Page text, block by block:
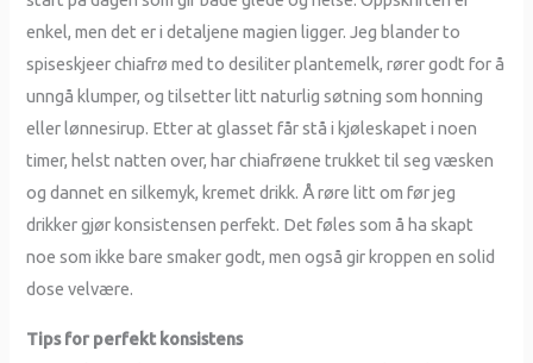
enkel, men det er i detaljene magien ligger. Jeg blander to
spiseskjeer chiafrø med to desiliter plantemelk, rører godt for å
unngå klumper, og tilsetter litt naturlig søtning som honning
eller lønnesirup. Etter at glasset får stå i kjøleskapet i noen
timer, helst natten over, har chiafrøene trukket til seg væsken
og dannet en silkemyk, kremet drikk. Å røre litt om før jeg
drikker gjør konsistensen perfekt. Det føles som å ha skapt
noe som ikke bare smaker godt, men også gir kroppen en solid
dose velvære.
Tips for perfekt konsistens